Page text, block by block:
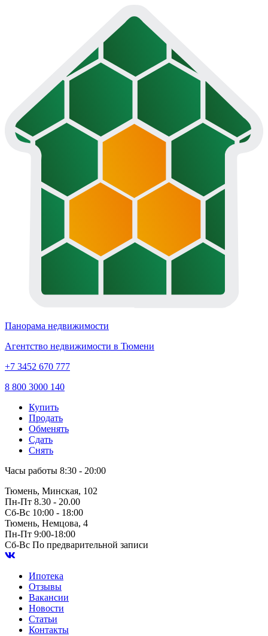
Панорама недвижимости
Агентство недвижимости в Тюмени
+7 3452 670 777
8 800 3000 140
Купить
Продать
Обменять
Сдать
Снять
Часы работы 8:30 - 20:00
Тюмень, Минская, 102
Пн-Пт 8.30 - 20.00
Сб-Вс 10:00 - 18:00
Тюмень, Немцова, 4
Пн-Пт 9:00-18:00
Сб-Вс По предварительной записи
Ипотека
Отзывы
Вакансии
Новости
Статьи
Контакты